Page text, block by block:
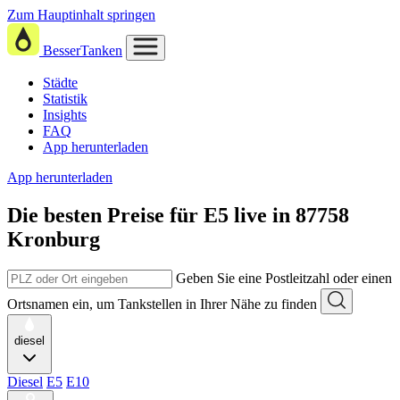
Zum Hauptinhalt springen
BesserTanken
Städte
Statistik
Insights
FAQ
App herunterladen
App herunterladen
Die besten Preise für E5 live in 87758
Kronburg
Geben Sie eine Postleitzahl oder einen
Ortsnamen ein, um Tankstellen in Ihrer Nähe zu finden
diesel
Diesel E5 E10